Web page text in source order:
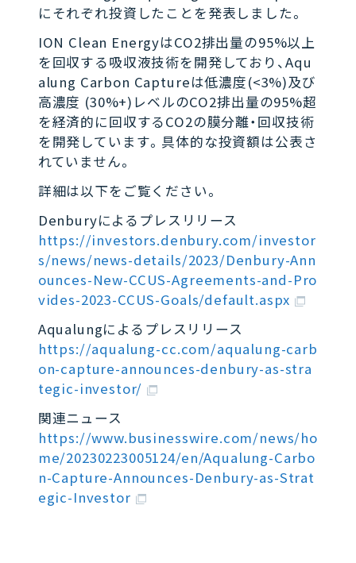
にそれぞれ投資したことを発表しました。
ION Clean EnergyはCO2排出量の95%以上
を回収する吸収液技術を開発しており、Aqu
alung Carbon Captureは低濃度(<3%)及び
高濃度 (30%+)レベルのCO2排出量の95%超
を経済的に回収するCO2の膜分離・回収技術
を開発しています。具体的な投資額は公表さ
れていません。
詳細は以下をご覧ください。
Denburyによるプレスリリース
https://investors.denbury.com/investor
s/news/news-details/2023/Denbury-Ann
ounces-New-CCUS-Agreements-and-Pro
vides-2023-CCUS-Goals/default.aspx
Aqualungによるプレスリリース
https://aqualung-cc.com/aqualung-carb
on-capture-announces-denbury-as-stra
tegic-investor/
関連ニュース
https://www.businesswire.com/news/ho
me/20230223005124/en/Aqualung-Carbo
n-Capture-Announces-Denbury-as-Strat
egic-Investor